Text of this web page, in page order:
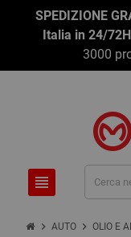
SPEDIZIONE
Italia in 24/
3000
view_headline
chevron_right AUTO chevron_right OLIO E